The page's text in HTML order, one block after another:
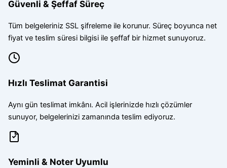
Güvenli & Şeffaf Süreç
Tüm belgeleriniz SSL şifreleme ile korunur. Süreç boyunca net
fiyat ve teslim süresi bilgisi ile şeffaf bir hizmet sunuyoruz.
Hızlı Teslimat Garantisi
Aynı gün teslimat imkânı. Acil işlerinizde hızlı çözümler
sunuyor, belgelerinizi zamanında teslim ediyoruz.
Yeminli & Noter Uyumlu